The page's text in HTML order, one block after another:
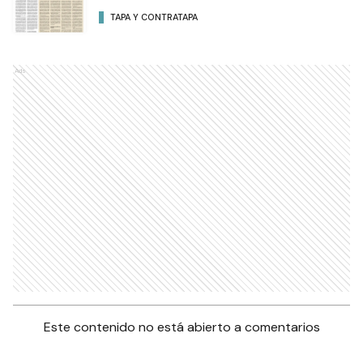
TAPA Y CONTRATAPA
Ads
Este contenido no está abierto a comentarios